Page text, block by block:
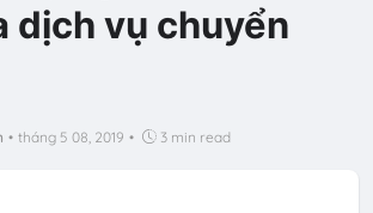
dịch vụ chuyển
• tháng 5 08, 2019 • 3 min read